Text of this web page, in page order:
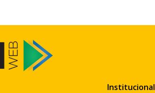
Institucional